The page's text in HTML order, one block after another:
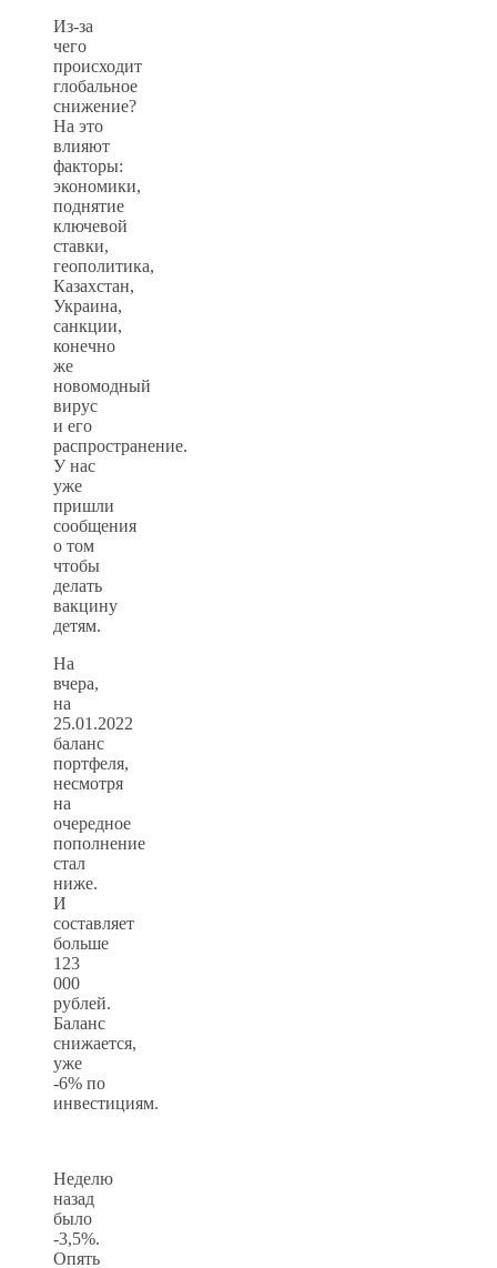
Из-за
чего
происходит
глобальное
снижение?
На это
влияют
факторы:
экономики,
поднятие
ключевой
ставки,
геополитика,
Казахстан,
Украина,
санкции,
конечно
же
новомодный
вирус
и его
распространение.
У нас
уже
пришли
сообщения
о том
чтобы
делать
вакцину
детям.
На
вчера,
на
25.01.2022
баланс
портфеля,
несмотря
на
очередное
пополнение
стал
ниже.
И
составляет
больше
123
000
рублей.
Баланс
снижается,
уже
-6% по
инвестициям.
Неделю
назад
было
-3,5%.
Опять